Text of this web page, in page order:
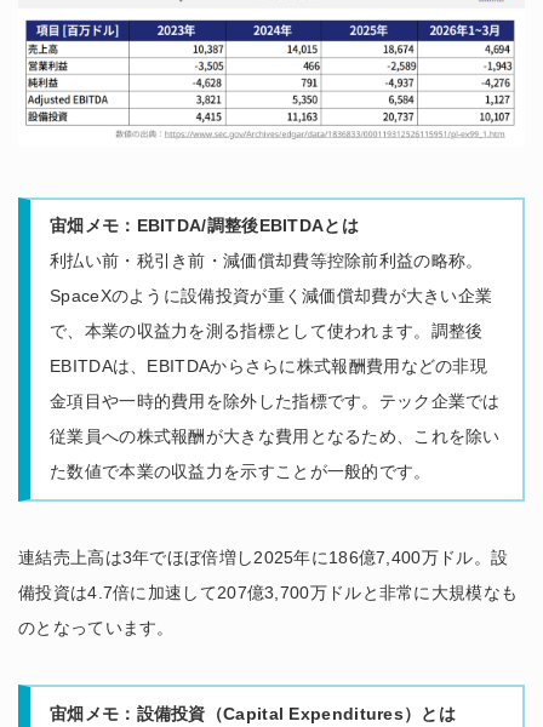
宙畑メモ：EBITDA/調整後EBITDAとは
利払い前・税引き前・減価償却費等控除前利益の略称。
SpaceXのように設備投資が重く減価償却費が大きい企業
で、本業の収益力を測る指標として使われます。調整後
EBITDAは、EBITDAからさらに株式報酬費用などの非現
金項目や一時的費用を除外した指標です。テック企業では
従業員への株式報酬が大きな費用となるため、これを除い
た数値で本業の収益力を示すことが一般的です。
連結売上高は3年でほぼ倍増し2025年に186億7,400万ドル。設
備投資は4.7倍に加速して207億3,700万ドルと非常に大規模なも
のとなっています。
宙畑メモ：設備投資（Capital Expenditures）とは